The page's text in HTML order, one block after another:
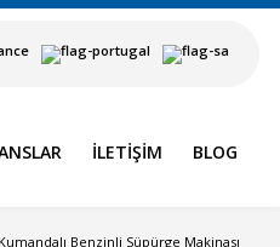
İLETIŞIM BLOG
Benzinli Süpürge Makinası